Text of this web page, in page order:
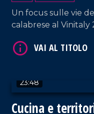
Un focus sulle vie
calabrese al Vinitaly
23:48
Cucina e
VAI AL TITOLO